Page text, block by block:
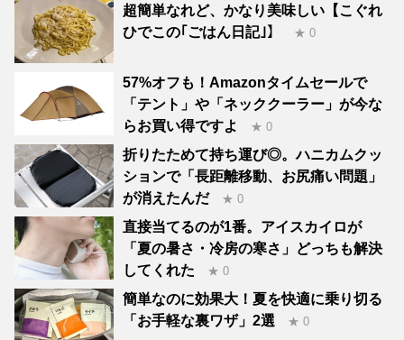
超簡単なれど、かなり美味しい【こぐれ
ひでこの｢ごはん日記｣】
★ 0
57%オフも！Amazonタイムセールで
「テント」や「ネッククーラー」が今な
らお買い得ですよ
★ 0
折りたためて持ち運び◎。ハニカムクッ
ションで「長距離移動、お尻痛い問題」
が消えたんだ
★ 0
直接当てるのが1番。アイスカイロが
「夏の暑さ・冷房の寒さ」どっちも解決
してくれた
★ 0
簡単なのに効果大！夏を快適に乗り切る
「お手軽な裏ワザ」2選
★ 0